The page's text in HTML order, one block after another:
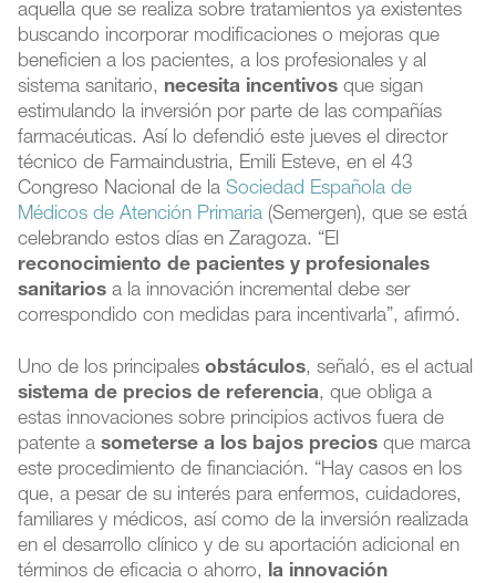
aquella que se realiza sobre tratamientos ya existentes
buscando incorporar modificaciones o mejoras que
beneficien a los pacientes, a los profesionales y al
sistema sanitario, necesita incentivos que sigan
estimulando la inversión por parte de las compañías
farmacéuticas. Así lo defendió este jueves el director
técnico de Farmaindustria, Emili Esteve, en el 43
Congreso Nacional de laSociedad Española de
Médicos de Atención Primaria (Semergen), que se está
celebrando estos días en Zaragoza. “El
reconocimiento de pacientes y profesionales
sanitarios a la innovación incremental debe ser
correspondido con medidas para incentivarla”, afirmó.
Uno de los principalesobstáculos, señaló, es el actual
sistema de precios de referencia, que obliga a
estas innovaciones sobre principios activos fuera de
patente asometerse a los bajos precios que marca
este procedimiento de financiación. “Hay casos en los
que, a pesar de su interés para enfermos, cuidadores,
familiares y médicos, así como de la inversión realizada
en el desarrollo clínico y de su aportación adicional en
términos de eficacia o ahorro, la innovación